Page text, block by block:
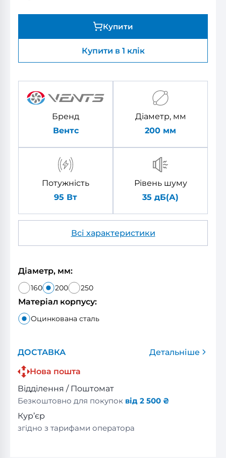
Купити
Купити в 1 клік
Бренд
Вентс
Діаметр, мм
200 мм
Потужність
95 Вт
Рівень шуму
35 дБ(А)
Всі характеристики
Діаметр, мм:
160 200 250
Матеріал корпусу:
Оцинкована сталь
ДОСТАВКА
Детальніше
Нова пошта
Відділення / Поштомат
Безкоштовно для покупок від 2 500 ₴
Кур’єр
згідно з тарифами оператора